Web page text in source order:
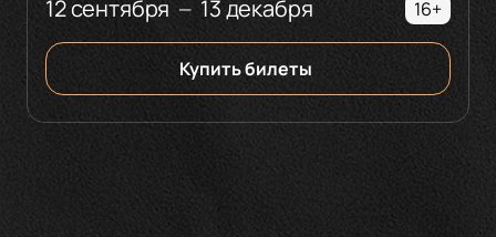
12 сентября — 13 декабря 16+
Купить билеты